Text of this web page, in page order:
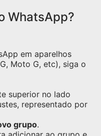
WhatsApp?
em aparelhos
Moto G, etc), siga o
superior no lado
representado por
grupo.